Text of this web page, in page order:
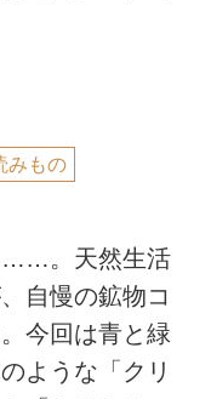
みもの
……。天然生活
自慢の鉱物コ
今回は青と緑
ような「クリ